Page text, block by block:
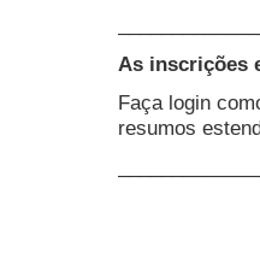
As inscrições
Faça login
resumos